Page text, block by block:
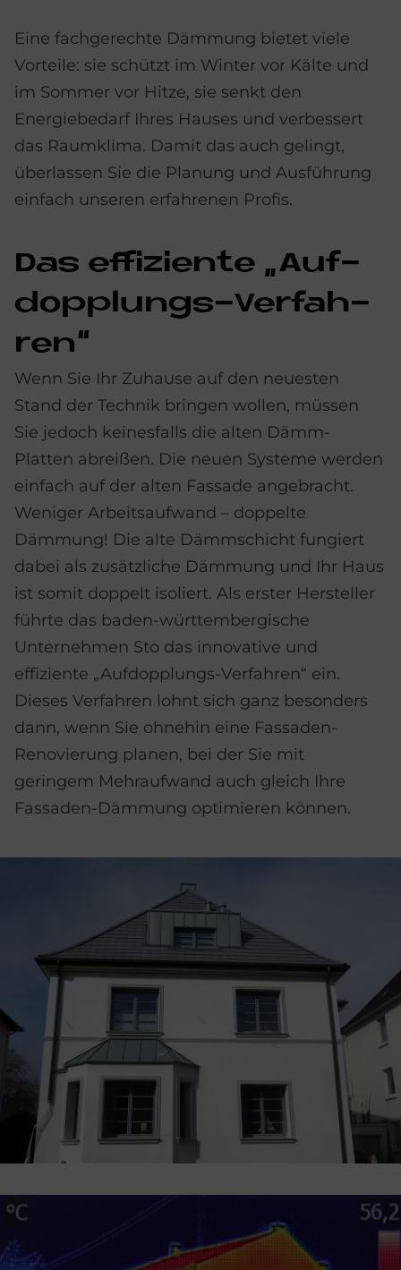
Eine fachgerechte Dämmung bietet viele
Vorteile: sie schützt im Winter vor Kälte und
im Sommer vor Hitze, sie senkt den
Energiebedarf Ihres Hauses und verbessert
das Raumklima. Damit das auch gelingt,
überlassen Sie die Planung und Ausführung
einfach unseren erfahrenen Profis.
Das ef­fi­zi­en­te „Auf­
dopp­lun­gs-Ver­fah­
ren“
Wenn Sie Ihr Zuhause auf den neuesten
Stand der Technik bringen wollen, müssen
Sie jedoch keinesfalls die alten Dämm-
Platten abreißen. Die neuen Systeme werden
einfach auf der alten Fassade angebracht.
Weniger Arbeitsaufwand – doppelte
Dämmung! Die alte Dämmschicht fungiert
dabei als zusätzliche Dämmung und Ihr Haus
ist somit doppelt isoliert. Als erster Hersteller
führte das baden-württembergische
Unternehmen Sto das innovative und
effiziente „Aufdopplungs-Verfahren“ ein.
Dieses Verfahren lohnt sich ganz besonders
dann, wenn Sie ohnehin eine Fassaden-
Renovierung planen, bei der Sie mit
geringem Mehraufwand auch gleich Ihre
Fassaden-Dämmung optimieren können.